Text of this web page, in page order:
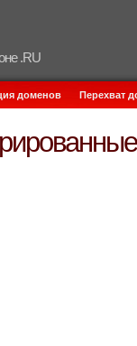
.RU
доменов Перехват